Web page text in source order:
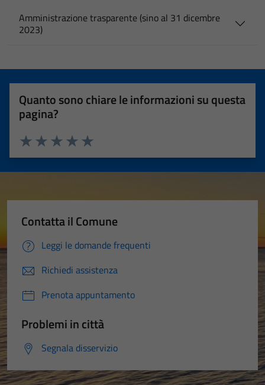
Amministrazione trasparente (sino al 31 dicembre
2023)
Quanto sono chiare le informazioni su questa
pagina?
Valuta 5 stelle su 5
Valuta 4 stelle su 5
Valuta 3 stelle su 5
Valuta 2 stelle su 5
Valuta 1 stelle su 5
Contatta il Comune
Leggi le domande frequenti
Richiedi assistenza
Prenota appuntamento
Problemi in città
Segnala disservizio